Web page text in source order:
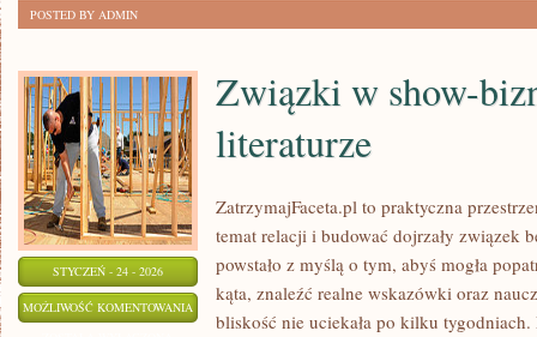
POSTED BY ADMIN
STYCZEŃ - 24 - 2026
MOŻLIWOŚĆ KOMENTOWANIA ZWIĄZKI
Związki w show-
literaturze
ZatrzymajFaceta.pl to praktyczna
temat relacji i budować dojrzały związek
powstało z myślą o tym, abyś mogła
kąta, znaleźć realne wskazówki oraz
bliskość nie uciekała po kilku tygodniach.